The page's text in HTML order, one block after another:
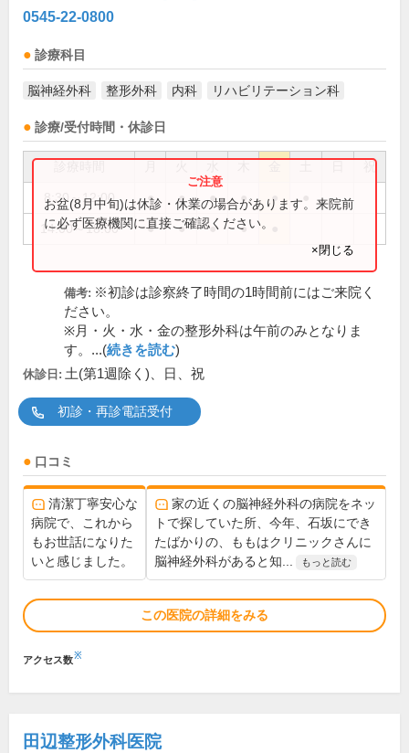
0545-22-0800
診療科目
脳神経外科 整形外科 内科 リハビリテーション科
診療/受付時間・休診日
祝
8:30～12:00 ● ● ● ● ●
14:00～18:00 ● ● ● ●
お盆(8月中旬)は休診・休業の場合があります。来院前
に必ず医療機関に直接ご確認ください。
×閉じる
備考: ※初診は診察終了時間の1時間前にはご来院く
ださい。
※月・火・水・金の整形外科は午前のみとなりま
す。...(続きを読む)
休診日: 土(第1週除く)、日、祝
初診・再診電話受付
口コミ
清潔丁寧安心な
病院で、これから
もお世話になりた
いと感じました。
家の近くの脳神経外科の病院をネッ
トで探していた所、今年、石坂にでき
たばかりの、ももはクリニックさんに
脳神経外科があると知...
もっと読む
この医院の詳細をみる
アクセス数※
田辺整形外科医院